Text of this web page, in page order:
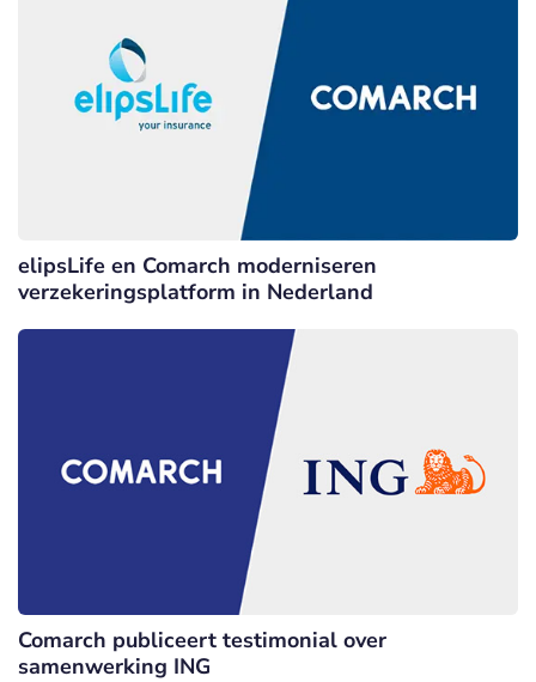
elipsLife en Comarch moderniseren
verzekeringsplatform in Nederland
Comarch publiceert testimonial over
samenwerking ING